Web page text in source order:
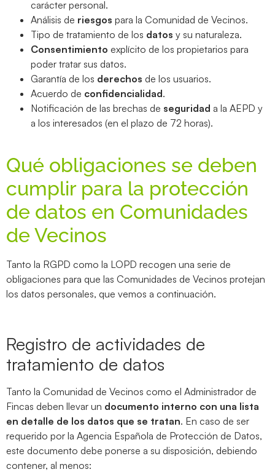
carácter personal.
Análisis de riesgos para la Comunidad de Vecinos.
Tipo de tratamiento de los datos y su naturaleza.
Consentimiento explícito de los propietarios para
poder tratar sus datos.
Garantía de los derechos de los usuarios.
Acuerdo de confidencialidad.
Notificación de las brechas de seguridad a la AEPD y
a los interesados (en el plazo de 72 horas).
Qué obligaciones se deben
cumplir para la protección
de datos en Comunidades
de Vecinos
Tanto la RGPD como la LOPD recogen una serie de
obligaciones para que las Comunidades de Vecinos protejan
los datos personales, que vemos a continuación.
Registro de actividades de
tratamiento de datos
Tanto la Comunidad de Vecinos como el Administrador de
Fincas deben llevar un documento interno con una lista
en detalle de los datos que se tratan. En caso de ser
requerido por la Agencia Española de Protección de Datos,
este documento debe ponerse a su disposición, debiendo
contener, al menos: